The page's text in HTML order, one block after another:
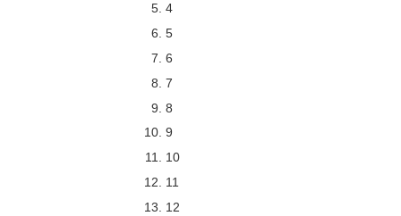
4
5
6
7
8
9
10
11
12